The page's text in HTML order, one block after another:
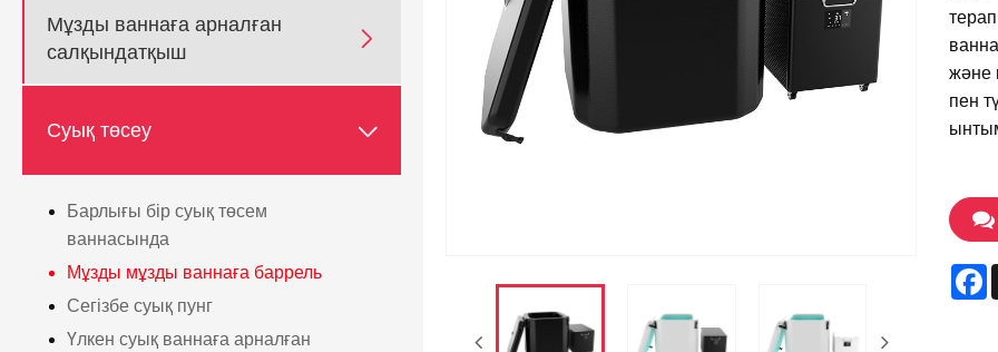
Мұзды ваннаға арналған
салқындатқыш

Суық төсеу 
Барлығы бір суық төсем
ваннасында
Мұзды мұзды ваннаға баррель
Сегізбе суық пунг
Үлкен суық ваннаға арналған
және
пен